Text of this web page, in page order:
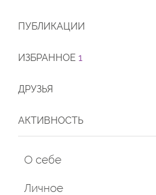
ПУБЛИКАЦИИ
ИЗБРАННОЕ 1
ДРУЗЬЯ
АКТИВНОСТЬ
О себе
Личное